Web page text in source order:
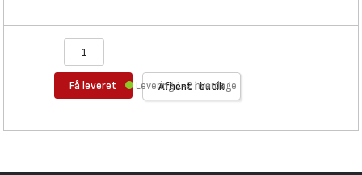
Få leveret Afhent i butik
Levering 1-2 hverdage